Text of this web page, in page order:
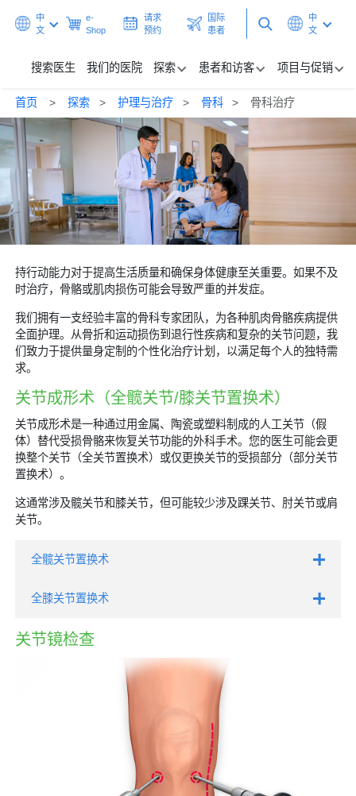
中
文
e-
Shop
请求
预约
国际
患者
中
文
搜索医生 我们的医院 探索 患者和访客 项目与促销
我们的医院
探索
患者和访客
保健中心
请求预约 国际患者
首页 探索 护理与治疗 骨科 骨科治疗
持行动能力对于提高生活质量和确保身体健康至关重要。如果不及
时治疗，骨骼或肌肉损伤可能会导致严重的并发症。
我们拥有一支经验丰富的骨科专家团队，为各种肌肉骨骼疾病提供
全面护理。从骨折和运动损伤到退行性疾病和复杂的关节问题，我
们致力于提供量身定制的个性化治疗计划，以满足每个人的独特需
求。
关节成形术（全髋关节/膝关节置换术）
关节成形术是一种通过用金属、陶瓷或塑料制成的人工关节（假
体）替代受损骨骼来恢复关节功能的外科手术。您的医生可能会更
换整个关节（全关节置换术）或仅更换关节的受损部分（部分关节
置换术）。
这通常涉及髋关节和膝关节，但可能较少涉及踝关节、肘关节或肩
关节。
全髋关节置换术
全膝关节置换术
关节镜检查